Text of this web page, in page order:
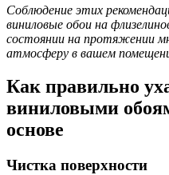
Соблюдение этих
виниловые обои на
состоянии на протяжении
атмосферу в вашем
Как правильно
виниловыми
основе
Чистка поверхности